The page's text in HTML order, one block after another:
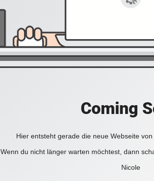
Coming
Hier entsteht gerade die neue Webseite
Wenn du nicht länger warten möchtest, dann
Nicole